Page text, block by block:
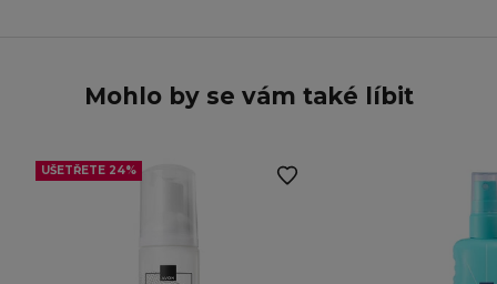
Mohlo by se vám také líbit
UŠETŘETE 24%